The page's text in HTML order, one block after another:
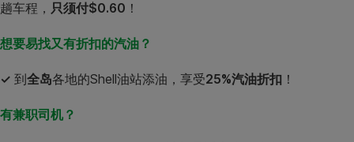
趟车程， 只须付$0.60 ！
想要易找又有折扣的汽油？
✓ 到 全岛各地的Shell油站添油，享受25%汽油折扣 ！
有兼职司机？